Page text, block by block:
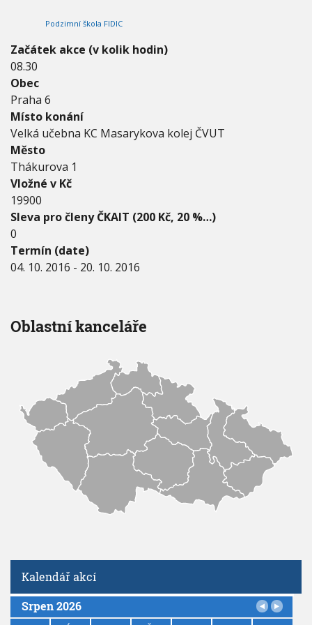
E
6
-
2
0
.
1
0
.
2
0
1
6
Podzimní škola FIDIC
Začátek akce (v kolik hodin)
08.30
Obec
Praha 6
Místo konání
Velká učebna KC Masarykova kolej ČVUT
Město
Thákurova 1
Vložné v Kč
19900
Sleva pro členy ČKAIT (200 Kč, 20 %…)
0
Termín (date)
04. 10. 2016 - 20. 10. 2016
Oblastní kanceláře
Kalendář akcí
P
Srpen 2026